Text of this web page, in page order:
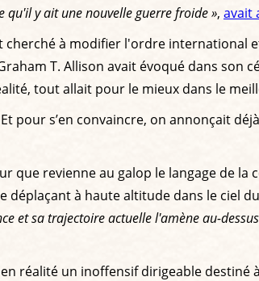
qu'il y ait une nouvelle guerre froide », avait
à modifier l'ordre international
T. Allison avait évoqué dans son
tout allait pour le mieux dans le
pour s’en convaincre, on annonçait
revienne au galop le langage de la
à haute altitude dans le ciel
et sa trajectoire actuelle l'amène au-
réalité un inoffensif dirigeable destiné